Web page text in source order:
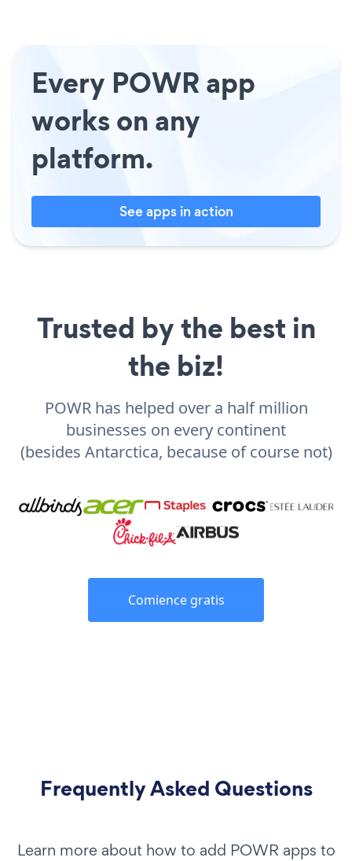
Every POWR app
works on any
platform.
See apps in action
Trusted by the best in
the biz!
POWR has helped over a half million
businesses on every continent
(besides Antarctica, because of course not)
Comience gratis
Frequently Asked Questions
Learn more about how to add POWR apps to